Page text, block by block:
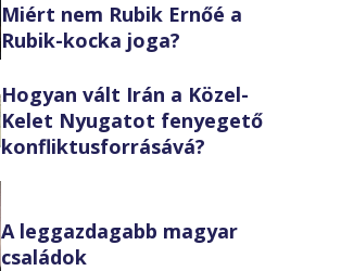
Miért nem Rubik Ernőé a
Rubik-kocka joga?
Hogyan vált Irán a Közel-
Kelet Nyugatot fenyegető
konfliktusforrásává?
A leggazdagabb magyar
családok